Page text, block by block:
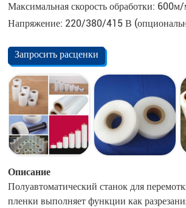
Максимальная скорость обработки:
Напряжение: 220/380/415 В
Запросить расценки
Описание
Полуавтоматический станок для
пленки выполняет функции как